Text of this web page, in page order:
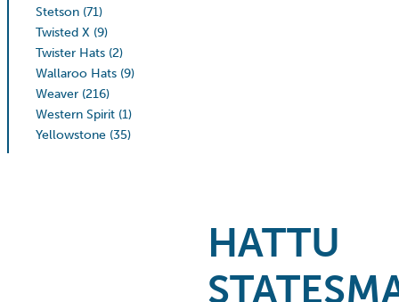
Stetson (71)
Twisted X (9)
Twister Hats (2)
Wallaroo Hats (9)
Weaver (216)
Western Spirit (1)
Yellowstone (35)
HATTU